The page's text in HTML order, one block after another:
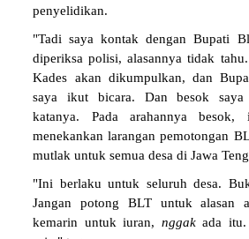
penyelidikan.
"Tadi saya kontak dengan Bupati
diperiksa polisi, alasannya tidak
Kades akan dikumpulkan, dan
saya ikut bicara. Dan besok
katanya. Pada arahannya
menekankan larangan pemotongan
mutlak untuk semua desa di Jawa
"Ini berlaku untuk seluruh desa.
Jangan potong BLT untuk alasan
kemarin untuk iuran, nggakada itu.